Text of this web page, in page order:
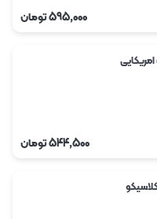
595,000تومان
544,500تومان